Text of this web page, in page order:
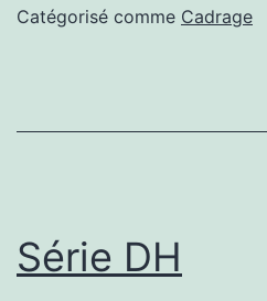
Catégorisé comme Cadrage
Série DH